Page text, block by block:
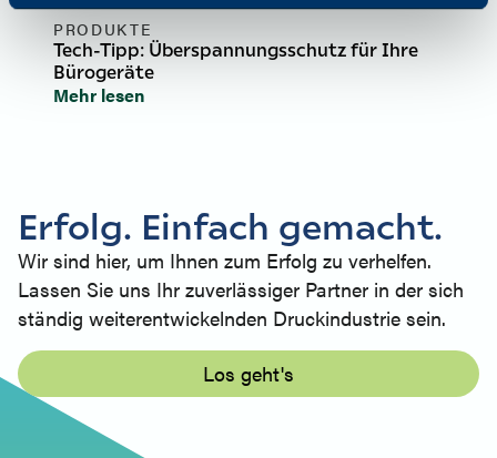
PRODUKTE
Tech-Tipp: Überspannungsschutz für Ihre
Bürogeräte
Mehr lesen
Erfolg. Einfach gemacht.
Wir sind hier, um Ihnen zum Erfolg zu verhelfen.
Lassen Sie uns Ihr zuverlässiger Partner in der sich
ständig weiterentwickelnden Druckindustrie sein.
Los geht's